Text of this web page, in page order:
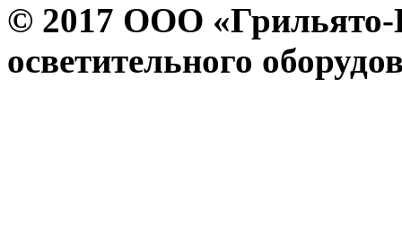
© 2017 ООО
осветительного